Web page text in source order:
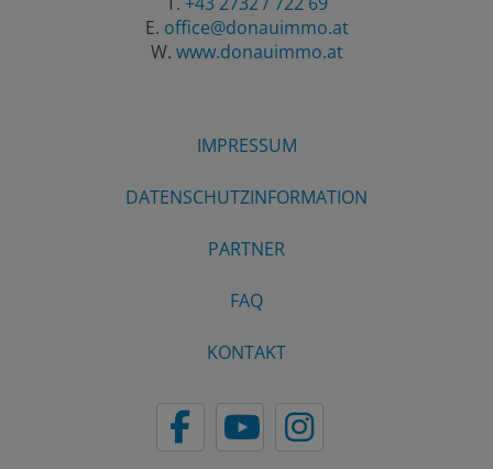
E. office@donauimmo.at
W. www.donauimmo.at
IMPRESSUM
DATENSCHUTZINFORMATION
PARTNER
FAQ
KONTAKT